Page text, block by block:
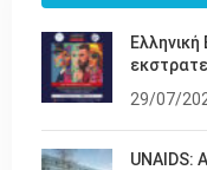
29/07/
UNAIDS: